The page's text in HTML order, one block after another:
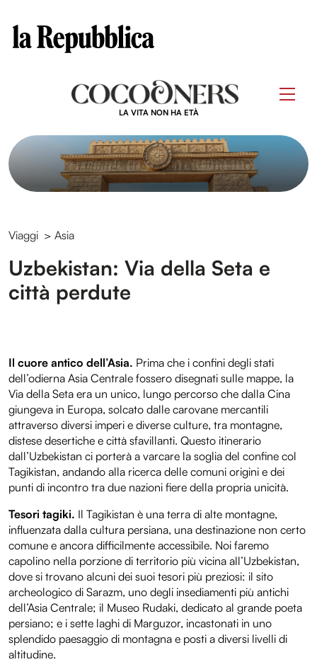
LA VITA NON HA ETÀ
Viaggi > Asia
Uzbekistan: Via della Seta e
città perdute
Il cuore antico dell’Asia. Prima che i confini degli stati
dell’odierna Asia Centrale fossero disegnati sulle mappe, la
Via della Seta era un unico, lungo percorso che dalla Cina
giungeva in Europa, solcato dalle carovane mercantili
attraverso diversi imperi e diverse culture, tra montagne,
distese desertiche e città sfavillanti. Questo itinerario
dall’Uzbekistan ci porterà a varcare la soglia del confine col
Tagikistan, andando alla ricerca delle comuni origini e dei
punti di incontro tra due nazioni fiere della propria unicità.
Tesori tagiki. Il Tagikistan è una terra di alte montagne,
influenzata dalla cultura persiana, una destinazione non certo
comune e ancora difficilmente accessibile. Noi faremo
capolino nella porzione di territorio più vicina all’Uzbekistan,
dove si trovano alcuni dei suoi tesori più preziosi: il sito
archeologico di Sarazm, uno degli insediamenti più antichi
dell’Asia Centrale; il Museo Rudaki, dedicato al grande poeta
persiano; e i sette laghi di Marguzor, incastonati in uno
splendido paesaggio di montagna e posti a diversi livelli di
altitudine.